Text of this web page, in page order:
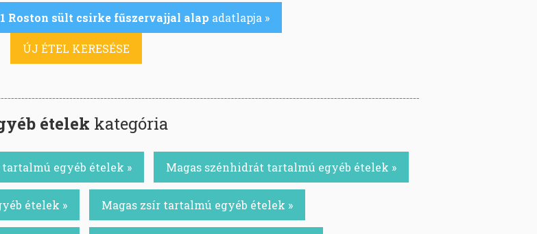
Roston sült csirke fűszervajjal alap adatlapja »
ÚJ ÉTEL KERESÉSE
ételek kategória
egyéb ételek » Magas szénhidrát tartalmú egyéb ételek »
ételek » Magas zsír tartalmú egyéb ételek »